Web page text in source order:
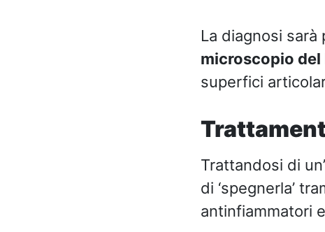
La diagnosi sarà
microscopio
superfici
Trattandosi di
di ‘spegnerla’
antinfiammatori